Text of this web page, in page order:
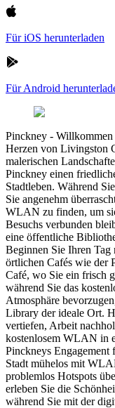
Für iOS herunterladen
Für Android
Pinckney - Willkommen
Herzen von Livingston
malerischen
Pinckney einen
Stadtleben. Während
Sie angenehm
WLAN zu finden, um
Besuchs verbunden
eine öffentliche
Beginnen Sie Ihren Tag
örtlichen Cafés wie der
Café, wo Sie ein frisch
während Sie das
Atmosphäre
Library der ideale Ort.
vertiefen, Arbeit
kostenlosem WLAN in
Pinckneys Engagement
Stadt mühelos mit
problemlos Hotspots
erleben Sie die
während Sie mit der